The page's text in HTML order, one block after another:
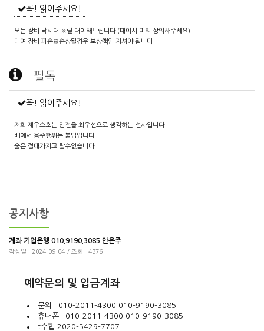
꼭! 읽어주세요!
모든 장비 낚시대 ※릴 대여해드립니다 (대여시 미리 상의해주세요)
대여 장비 파손※손상될경우 보상책임 지셔야 됩니다
필독
꼭! 읽어주세요!
저희 제우스호는 안전을 최우선으로 생각하는 선사입니다
배에서 음주행위는 불법입니다
술은 절대가지고 탈수없습니다
공지사항
계좌 기업은행 010.9190.3085 안은주
작성일 : 2024-09-04 / 조회 : 4376
예약문의 및 입금계좌
문의 : 010-2011-4300 010-9190-3085
휴대폰 : 010-2011-4300 010-9190-3085
t수협 2020-5429-7707